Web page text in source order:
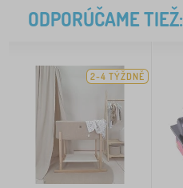
ODPORÚČAME TIEŽ:
2-4 TÝŽDNĚ